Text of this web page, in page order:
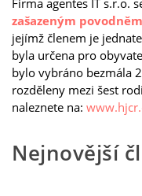
Firma agentes IT s.r.o.
zašazeným
jejímž členem je
byla určena pro
bylo vybráno bezmála
rozděleny mezi šest
naleznete na:
Nejnovější